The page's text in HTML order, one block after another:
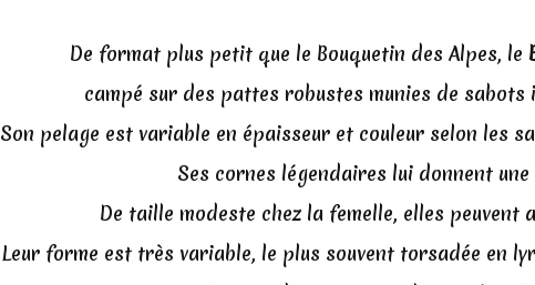
De format plus petit que le Bouquetin des Alpes, le
campé sur des pattes robustes munies de
Son pelage est variable en épaisseur et couleur selon les
Ses cornes légendaires lui donnent
De taille modeste chez la femelle, elles peuvent
Leur forme est très variable, le plus souvent torsadée en